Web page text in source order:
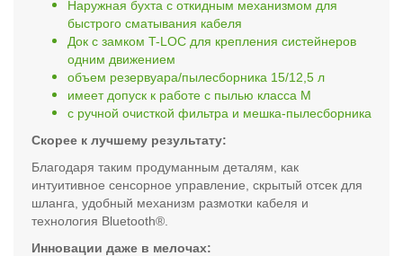
Наружная бухта с откидным механизмом для
быстрого сматывания кабеля
Док с замком T-LOC для крепления систейнеров
одним движением
объем резервуара/пылесборника 15/12,5 л
имеет допуск к работе с пылью класса M
с ручной очисткой фильтра и мешка-пылесборника
Скорее к лучшему результату:
Благодаря таким продуманным деталям, как
интуитивное сенсорное управление, скрытый отсек для
шланга, удобный механизм размотки кабеля и
технология Bluetooth®.
Инновации даже в мелочах: